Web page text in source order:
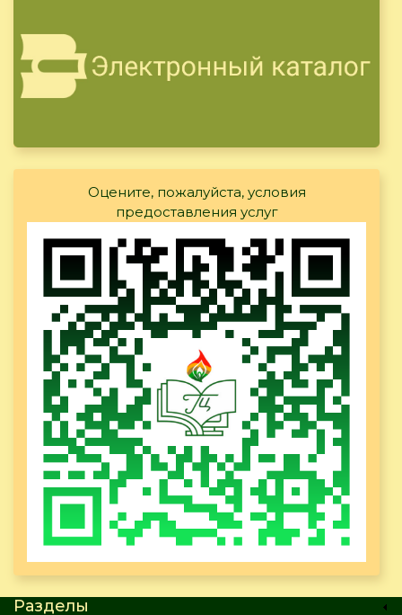
Оцените, пожалуйста, условия
предоставления услуг
Разделы